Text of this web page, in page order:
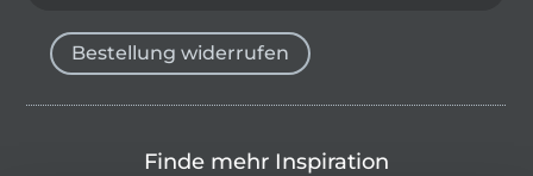
Bestellung widerrufen
Finde mehr Inspiration